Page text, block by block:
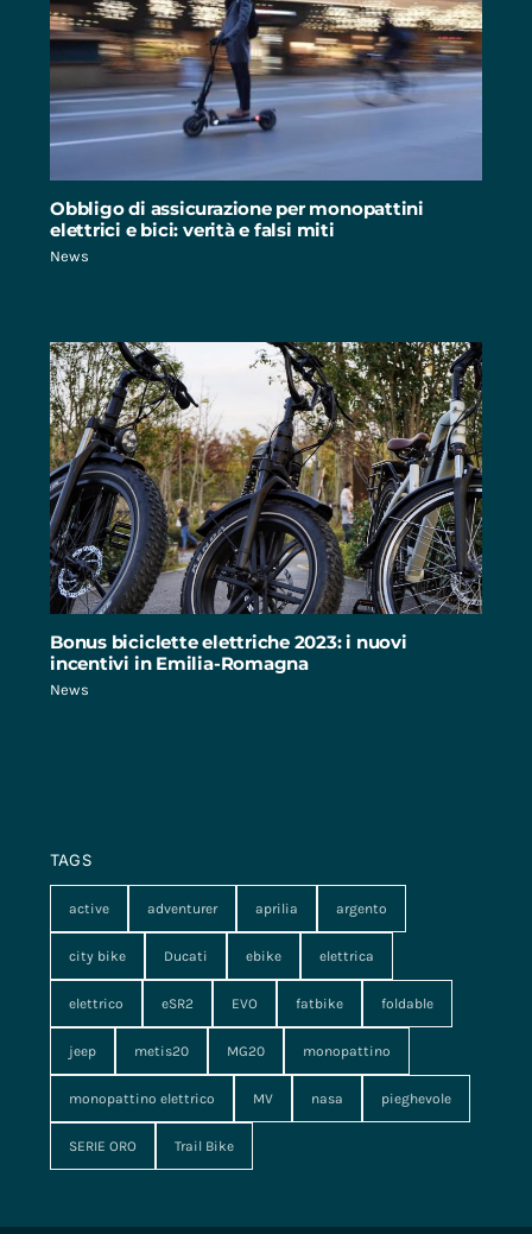
Obbligo di assicurazione per monopattini
elettrici e bici: verità e falsi miti
News
Bonus biciclette elettriche 2023: i nuovi
incentivi in Emilia-Romagna
News
TAGS
active adventurer aprilia argento
city bike Ducati ebike elettrica
elettrico eSR2 EVO fatbike foldable
jeep metis20 MG20 monopattino
monopattino elettrico MV nasa pieghevole
SERIE ORO Trail Bike